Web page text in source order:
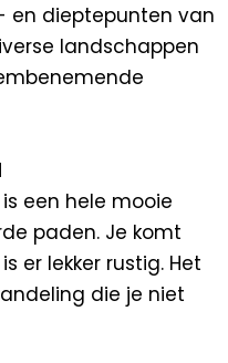
en dieptepunten van
landschappen
een hele mooie
paden. Je komt
er lekker rustig. Het
die je niet